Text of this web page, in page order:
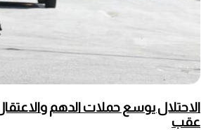
الاحتلال يوسع حملات الدهم
عقب